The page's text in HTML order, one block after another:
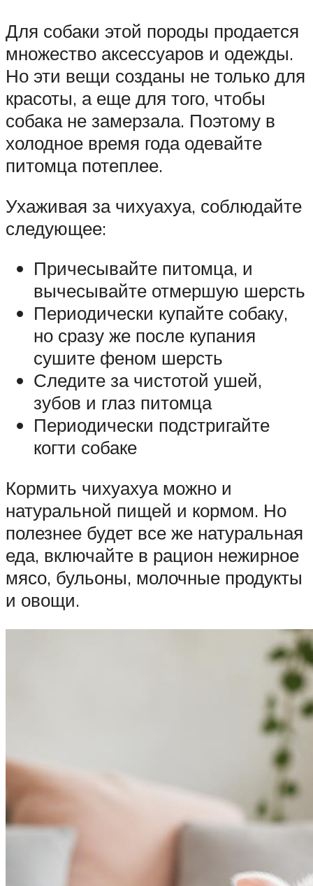
Для собаки этой породы продается
множество аксессуаров и одежды.
Но эти вещи созданы не только для
красоты, а еще для того, чтобы
собака не замерзала. Поэтому в
холодное время года одевайте
питомца потеплее.
Ухаживая за чихуахуа, соблюдайте
следующее:
Причесывайте питомца, и
вычесывайте отмершую шерсть
Периодически купайте собаку,
но сразу же после купания
сушите феном шерсть
Следите за чистотой ушей,
зубов и глаз питомца
Периодически подстригайте
когти собаке
Кормить чихуахуа можно и
натуральной пищей и кормом. Но
полезнее будет все же натуральная
еда, включайте в рацион нежирное
мясо, бульоны, молочные продукты
и овощи.